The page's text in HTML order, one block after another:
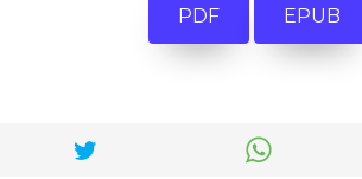
PDF EPUB